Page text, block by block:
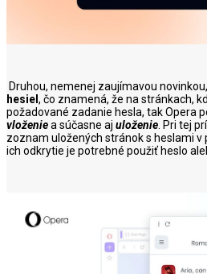
Druhou, nemenej zaujímavou
hesiel , čo znamená, že na stránkach,
požadované zadanie hesla, tak Opera
vloženiea súčasne aj uloženie . Pri tej
zoznam uložených stránok s heslami v
ich odkrytie je potrebné použiť heslo